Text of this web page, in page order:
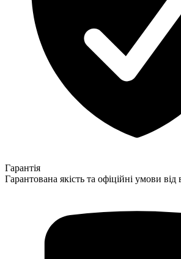
Гарантія
Гарантована якість та офіційні умови